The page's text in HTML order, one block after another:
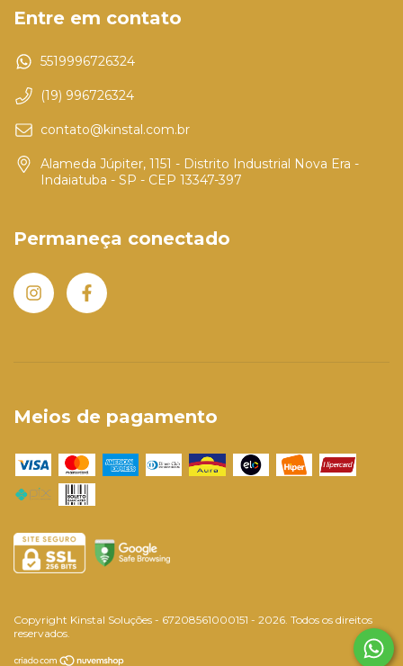
Entre em contato
5519996726324
(19) 996726324
contato@kinstal.com.br
Alameda Júpiter, 1151 - Distrito Industrial Nova Era -
Indaiatuba - SP - CEP 13347-397
Permaneça conectado
Meios de pagamento
Copyright Kinstal Soluções - 67208561000151 - 2026. Todos os direitos
reservados.